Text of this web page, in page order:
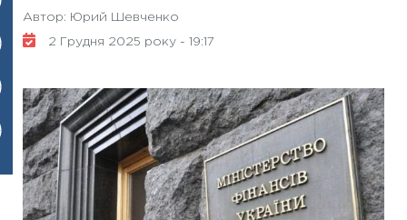
Автор: Юрий Шевченко
2 Грудня 2025 року - 19:17